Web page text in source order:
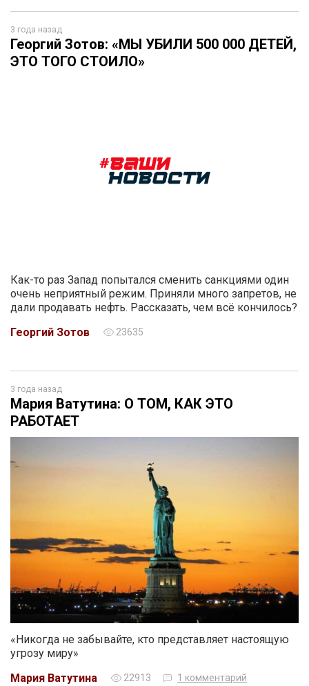
3 года назад
Георгий Зотов: «МЫ УБИЛИ 500 000 ДЕТЕЙ,
ЭТО ТОГО СТОИЛО»
Как-то раз Запад попытался сменить санкциями один
очень неприятный режим. Приняли много запретов, не
дали продавать нефть. Рассказать, чем всё кончилось?
Георгий Зотов
23635
3 года назад
Мария Ватутина: О ТОМ, КАК ЭТО
РАБОТАЕТ
«Никогда не забывайте, кто представляет настоящую
угрозу миру»
Мария Ватутина
22913 1 комментарий